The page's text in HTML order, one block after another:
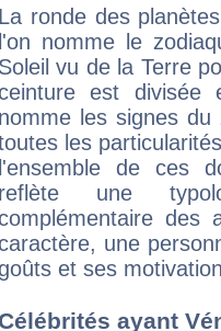
La ronde des
l'on nomme le
Soleil vu de la Terre
est divisée
nomme les signes
les
l'ensemble de ces
reflète une
des
une
et ses
Célébrités ayant